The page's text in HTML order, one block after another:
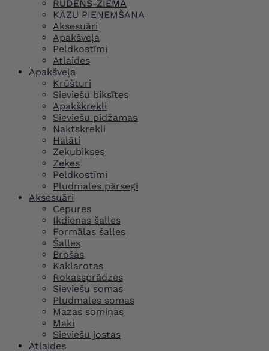
RUDENS-ZIEMA
KĀZU PIEŅEMŠANA
Aksesuāri
Apakšveļa
Peldkostīmi
Atlaides
Apakšveļa
Krūšturi
Sieviešu biksītes
Apakškrekli
Sieviešu pidžamas
Naktskrekli
Halāti
Zeķubikses
Zeķes
Peldkostīmi
Pludmales pārsegi
Aksesuāri
Cepures
Ikdienas šalles
Formālas šalles
Šalles
Brošas
Kaklarotas
Rokassprādzes
Sieviešu somas
Pludmales somas
Mazas somiņas
Maki
Sieviešu jostas
Atlaides